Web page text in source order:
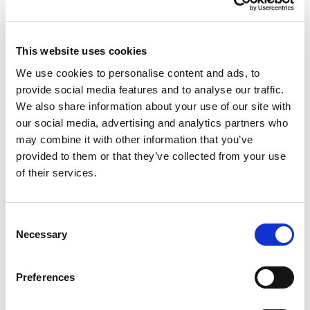
This website uses cookies
We use cookies to personalise content and ads, to
provide social media features and to analyse our traffic.
We also share information about your use of our site with
our social media, advertising and analytics partners who
may combine it with other information that you’ve
provided to them or that they’ve collected from your use
of their services.
Selection
Necessary
Preferences
nach Neuseeland an. So können Sie die Verfügbarkeit
unserer Wohnmobile prüfen und Ihren Flug entsprechend
Mehr Info
NZ-REISETIPPS
Wintersportgebiete